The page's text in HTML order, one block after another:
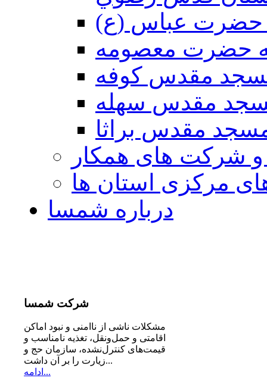
حضرت عباس (ع)
حضرت معصومه
مقدس كوفه
مقدس سهله
مقدس براثا
و شرکت های همکار
مرکزی استان ها
درباره شمسا
شرکت شمسا
مشكلات ناشی از ناامنی و نبود اماكن
اقامتی و حمل‌ونقل، تغذیه‌ نامناسب و
قیمت‌های كنترل‌نشده، سازمان حج و
زیارت را بر آن داشت...
ادامه...